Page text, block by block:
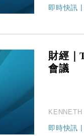
升14個月 珠寶鐘錶銷
中招股 估值料降至
即時快訊
財經｜
會議
即時快訊